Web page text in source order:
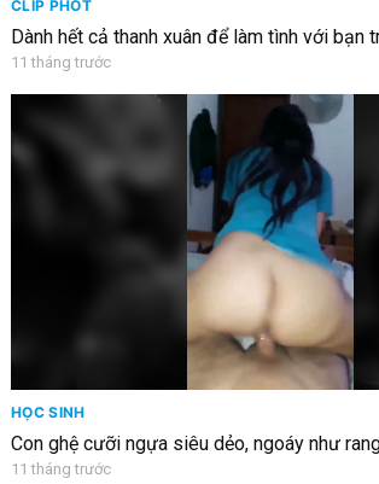
CLIP PHỐT
Dành hết cả thanh xuân để làm tình với bạn
11 tháng trước
HỌC SINH
Con ghệ cưỡi ngựa siêu dẻo, ngoáy như
11 tháng trước